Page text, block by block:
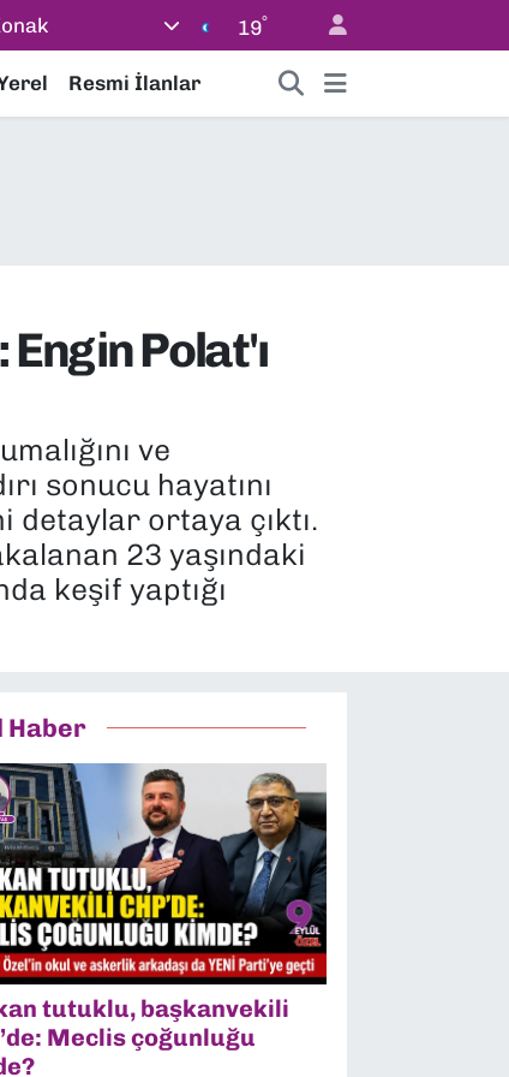
19°
Resmi İlanlar
Polat'ı
ve
sonucu hayatını
ortaya çıktı.
23 yaşındaki
keşif yaptığı
Haber
tutuklu, başkanvekili
Meclis çoğunluğu